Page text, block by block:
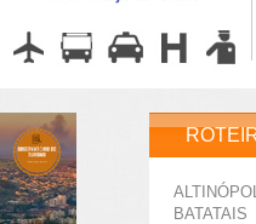
BATATAIS